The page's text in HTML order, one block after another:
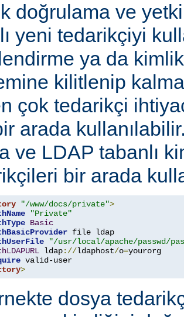
doğrulama ve
yeni tedarikçiyi
ya da
kilitlenip
çok tedarikçi
arada
ve LDAP tabanlı
bir arada
"/www/docs/private">
"Private"
Basic
file ldap
"/usr/local/apache/passwd/
ldap://ldaphost/o=yourorg
>
dosya